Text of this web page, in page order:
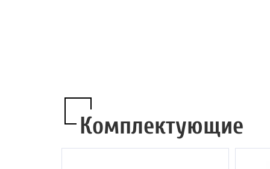
Комплектующие